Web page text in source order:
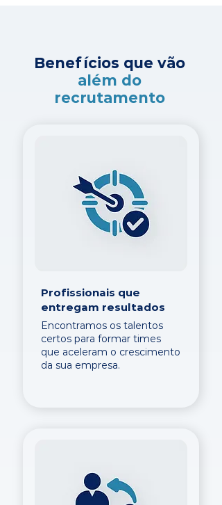
Benefícios que vão
além do
recrutamento
Profissionais que
entregam resultados
Encontramos os talentos
certos para formar times
que aceleram o crescimento
da sua empresa.